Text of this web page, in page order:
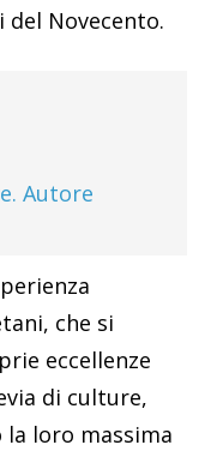
Novecento.
Autore
che si
eccellenze
di culture,
la loro massima